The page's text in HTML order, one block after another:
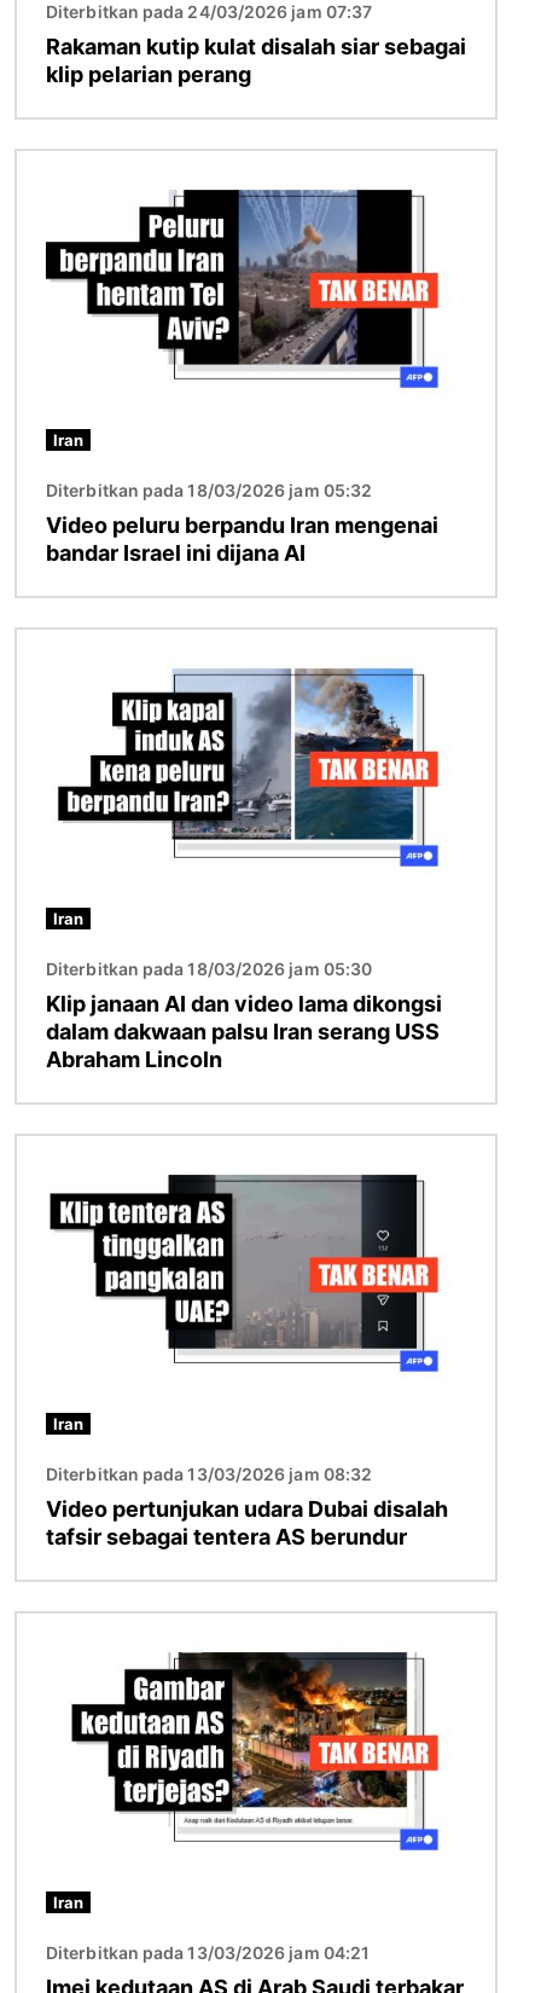
Diterbitkan pada 24/03/2026 jam 07:37
Rakaman kutip kulat disalah siar sebagai
klip pelarian perang
Iran
Diterbitkan pada 18/03/2026 jam 05:32
Video peluru berpandu Iran mengenai
bandar Israel ini dijana AI
Iran
Diterbitkan pada 18/03/2026 jam 05:30
Klip janaan AI dan video lama dikongsi
dalam dakwaan palsu Iran serang USS
Abraham Lincoln
Iran
Diterbitkan pada 13/03/2026 jam 08:32
Video pertunjukan udara Dubai disalah
tafsir sebagai tentera AS berundur
Iran
Diterbitkan pada 13/03/2026 jam 04:21
Imej kedutaan AS di Arab Saudi terbakar